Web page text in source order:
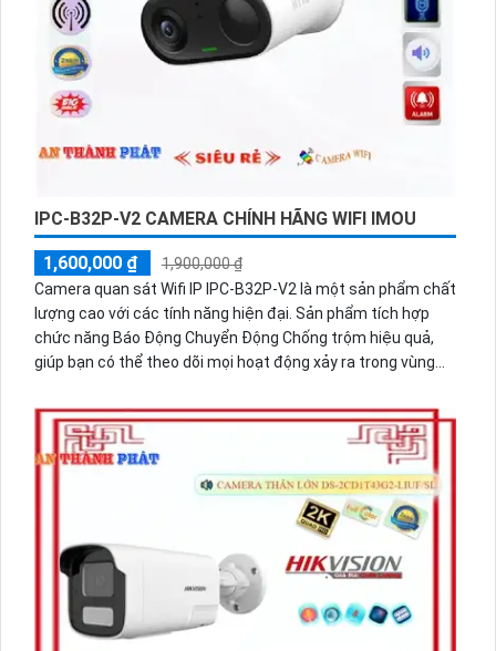
IPC-B32P-V2 CAMERA CHÍNH HÃNG WIFI IMOU
1,600,000 ₫
1,900,000 ₫
Camera quan sát Wifi IP IPC-B32P-V2 là một sản phẩm chất
lượng cao với các tính năng hiện đại. Sản phẩm tích hợp
chức năng Báo Động Chuyển Động Chống trộm hiệu quả,
giúp bạn có thể theo dõi mọi hoạt động xảy ra trong vùng
Với công nghệ Hồng Ngoại Smart IR siêu tiết kiệm băng
thông H.265/H.264+/H.264, camera cho phép bạn xem hình
ảnh chất lượng cao mà không tốn nhiều băng thông
internet. Đặc biệt, công nghệ Hồng Ngoại Smart IR thông
minh trung thực CMOS giúp camera thu hình ảnh màu đẹp